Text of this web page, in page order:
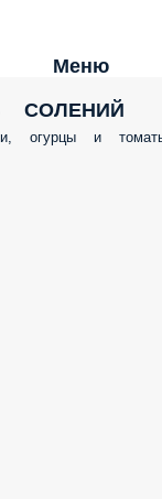
Меню
СОЛЕНИЙ
огурцы и